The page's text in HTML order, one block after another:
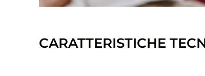
CARATTERISTICHE